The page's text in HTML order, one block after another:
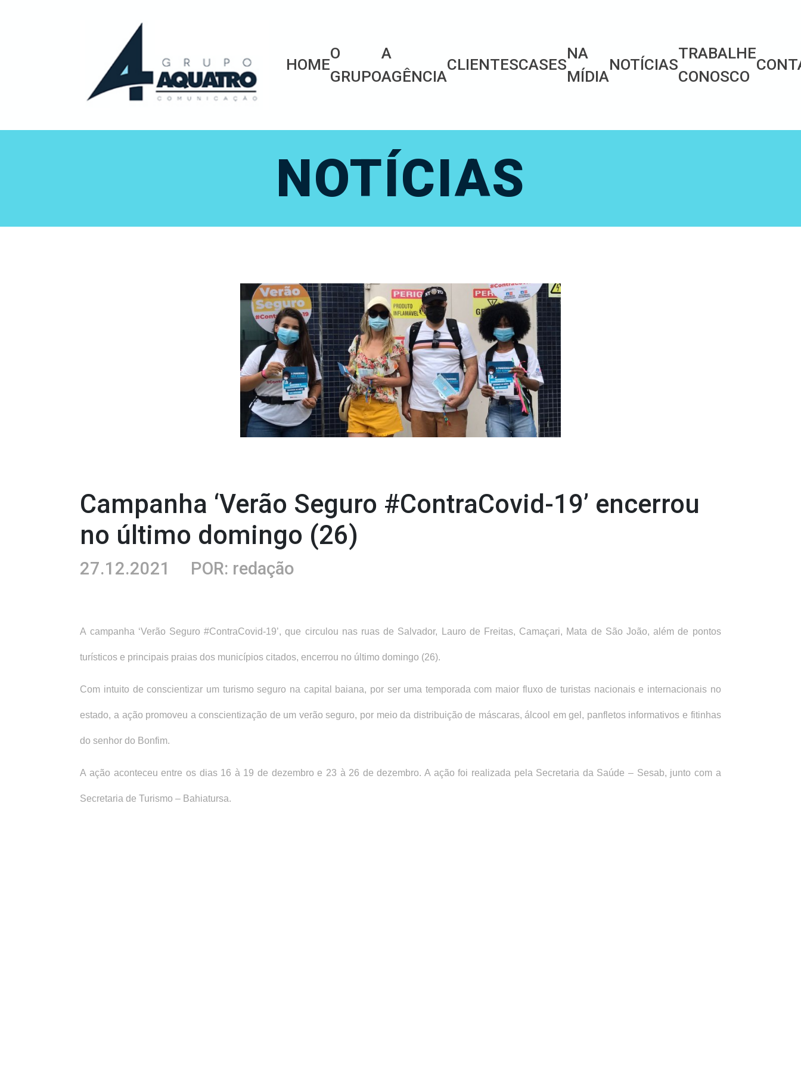
HOME
O
GRUPO
A
AGÊNCIA
CLIENTESCASES
NA
MÍDIA
NOTÍCIAS
TRABALHE
CONOSCO
NOTÍCIAS
Campanha ‘Verão Seguro #ContraCovid-19’ encerrou
no último domingo (26)
27.12.2021 POR: redação
A campanha ‘Verão Seguro #ContraCovid-19’, que circulou nas ruas de Salvador, Lauro de Freitas, Camaçari, Mata de São João, além de pontos
turísticos e principais praias dos municípios citados, encerrou no último domingo (26).
Com intuito de conscientizar um turismo seguro na capital baiana, por ser uma temporada com maior fluxo de turistas nacionais e internacionais no
estado, a ação promoveu a conscientização de um verão seguro, por meio da distribuição de máscaras, álcool em gel, panfletos informativos e fitinhas
do senhor do Bonfim.
A ação aconteceu entre os dias 16 à 19 de dezembro e 23 à 26 de dezembro. A ação foi realizada pela Secretaria da Saúde – Sesab, junto com a
Secretaria de Turismo – Bahiatursa.